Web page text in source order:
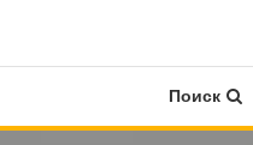
Поиск